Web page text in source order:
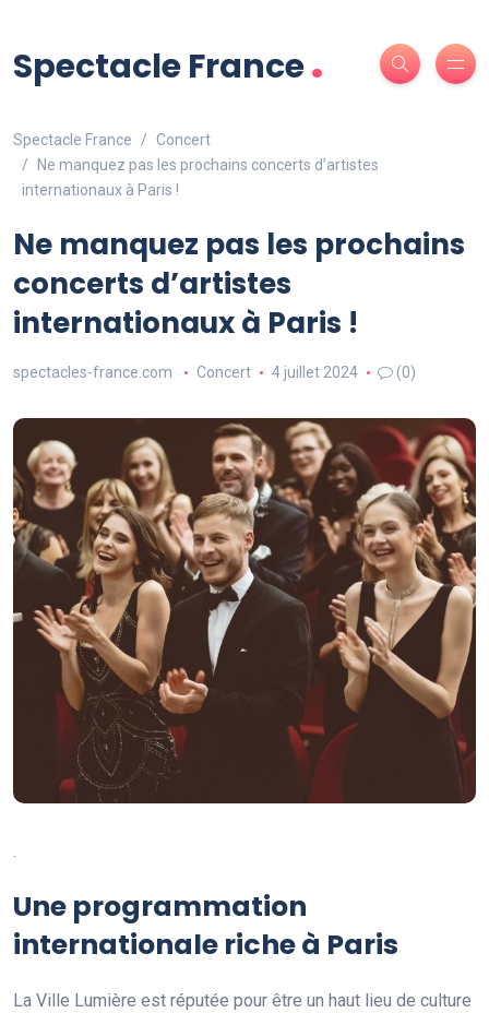
Spectacle France.
Spectacle France
Concert
Ne manquez pas les prochains concerts d’artistes
internationaux à Paris !
Ne manquez pas les prochains
concerts d’artistes
internationaux à Paris !
spectacles-france.com Concert 4 juillet 2024 (0)
.
Une programmation
internationale riche à Paris
La Ville Lumière est réputée pour être un haut lieu de culture